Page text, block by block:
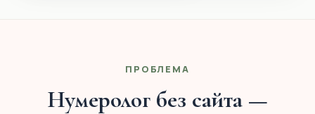
ПРОБЛЕМА
Нумеролог без сайта —